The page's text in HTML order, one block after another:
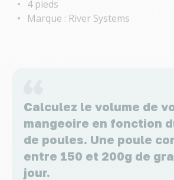
4 pieds
Marque : River Systems
Calculez le volume de
mangeoire en fonction
de poules. Une poule
entre 150 et 200g de
jour.